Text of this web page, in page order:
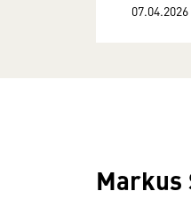
07.04.2026
Markus